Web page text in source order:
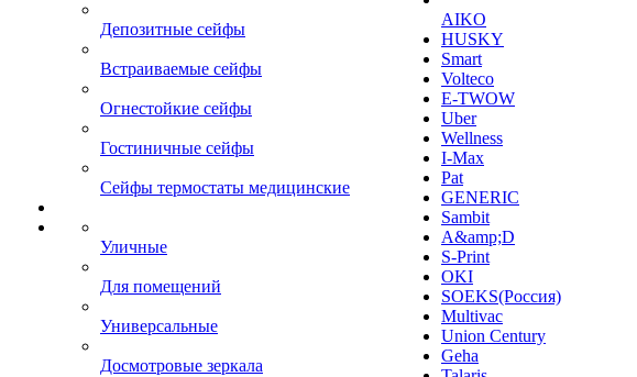
Депозитные сейфы
Встраиваемые сейфы
Огнестойкие сейфы
Гостиничные сейфы
Сейфы термостаты медицинские
Уличные
Для помещений
Универсальные
Досмотровые зеркала
AIKO
HUSKY
Smart
Volteco
E-TWOW
Uber
Wellness
I-Max
Pat
GENERIC
Sambit
A&amp;D
S-Print
OKI
SOEKS(Россия)
Multivac
Union Century
Geha